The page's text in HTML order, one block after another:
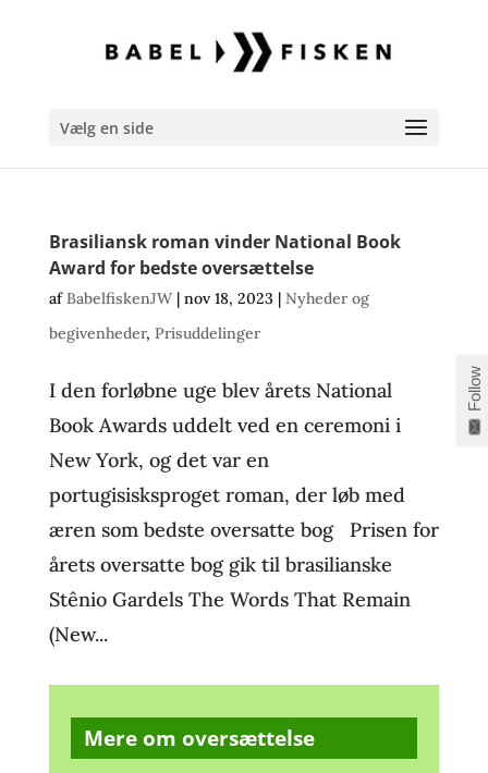
Vælg en side
Brasiliansk roman vinder National Book
Award for bedste oversættelse
afBabelfiskenJW| nov 18, 2023| Nyheder og
begivenheder, Prisuddelinger
I den forløbne uge blev årets National
Book Awards uddelt ved en ceremoni i
New York, og det var en
portugisisksproget roman, der løb med
æren som bedste oversatte bog Prisen for
årets oversatte bog gik til brasilianske
Stênio Gardels The Words That Remain
(New...
Mere om oversættelse
Follow